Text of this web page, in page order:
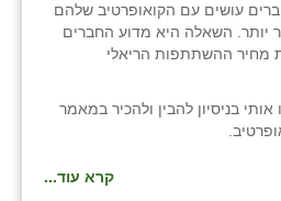
עושים עם הקואופרטיב שלהם
יותר. השאלה היא מדוע החברים
מחיר ההשתתפות הריאלי
בניסיון להבין ולהכיר במאמר
קרא עוד...